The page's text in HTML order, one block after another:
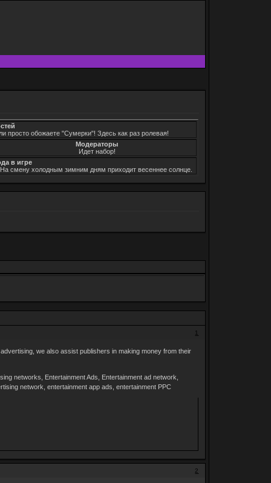
просто обожаете "Сумерки"! Здесь как раз ролевая!
Модераторы
Идет набор!
в игре
смену холодным зимним дням приходит весеннее солнце.
1
we also assist publishers in making money from their
networks, Entertainment Ads, Entertainment ad network,
network, entertainment app ads, entertainment PPC
2